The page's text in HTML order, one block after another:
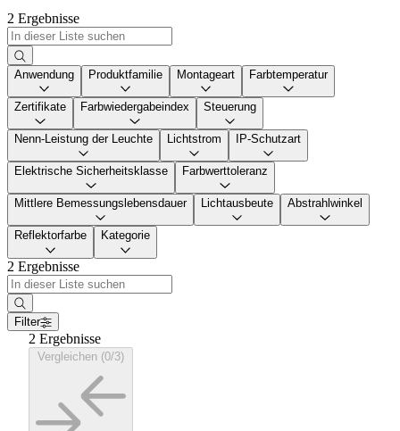
2 Ergebnisse
Anwendung Produktfamilie Montageart Farbtemperatur
Zertifikate Farbwiedergabeindex Steuerung
Nenn-Leistung der Leuchte Lichtstrom IP-Schutzart
Elektrische Sicherheitsklasse Farbwerttoleranz
Mittlere Bemessungslebensdauer Lichtausbeute Abstrahlwinkel
Reflektorfarbe Kategorie
2 Ergebnisse
Filter
2 Ergebnisse